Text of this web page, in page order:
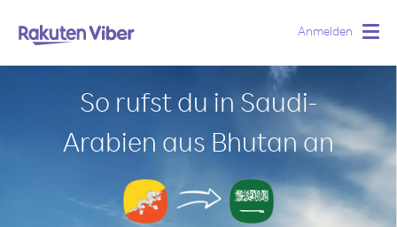
Anmelden
So rufst du in Saudi-
Arabien aus Bhutan an